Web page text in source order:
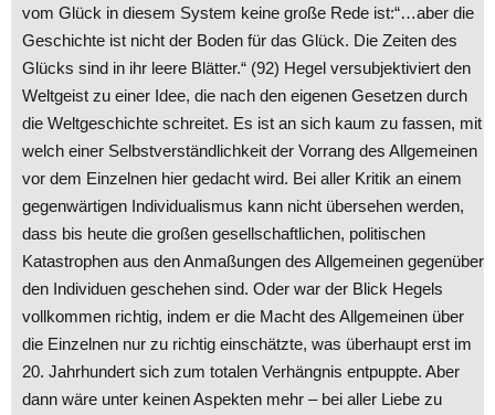
vom Glück in diesem System keine große Rede ist:“…aber die
Geschichte ist nicht der Boden für das Glück. Die Zeiten des
Glücks sind in ihr leere Blätter.“ (92) Hegel versubjektiviert den
Weltgeist zu einer Idee, die nach den eigenen Gesetzen durch
die Weltgeschichte schreitet. Es ist an sich kaum zu fassen, mit
welch einer Selbstverständlichkeit der Vorrang des Allgemeinen
vor dem Einzelnen hier gedacht wird. Bei aller Kritik an einem
gegenwärtigen Individualismus kann nicht übersehen werden,
dass bis heute die großen gesellschaftlichen, politischen
Katastrophen aus den Anmaßungen des Allgemeinen gegenüber
den Individuen geschehen sind. Oder war der Blick Hegels
vollkommen richtig, indem er die Macht des Allgemeinen über
die Einzelnen nur zu richtig einschätzte, was überhaupt erst im
20. Jahrhundert sich zum totalen Verhängnis entpuppte. Aber
dann wäre unter keinen Aspekten mehr – bei aller Liebe zu